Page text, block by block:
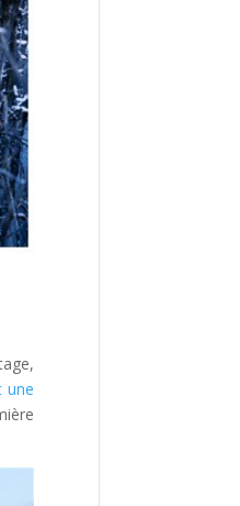
une